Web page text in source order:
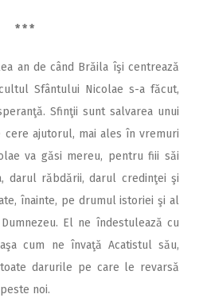
* * *
an de când Brăila îşi centrează
Sfântului Nicolae s-a făcut,
Sfinţii sunt salvarea unui
cere ajutorul, mai ales în vremuri
va găsi mereu, pentru fiii săi
darul răbdării, darul credinţei şi
înainte, pe drumul istoriei şi al
El ne îndestulează cu
cum ne învaţă Acatistul său,
darurile pe care le revarsă
noi.